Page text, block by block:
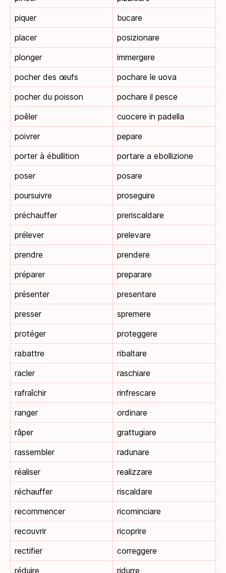
piquer
bucare
placer
posizionare
plonger
immergere
pocher des œufs
pochare le uova
pocher du poisson
pochare il pesce
poêler
cuocere in padella
poivrer
pepare
porter à ébullition
portare a ebollizione
poser
posare
poursuivre
proseguire
préchauffer
preriscaldare
prélever
prelevare
prendre
prendere
préparer
preparare
présenter
presentare
presser
spremere
protéger
proteggere
rabattre
ribaltare
racler
raschiare
rafraîchir
rinfrescare
ranger
ordinare
râper
grattugiare
rassembler
radunare
réaliser
realizzare
réchauffer
riscaldare
recommencer
ricominciare
recouvrir
ricoprire
rectifier
correggere
réduire
ridurre